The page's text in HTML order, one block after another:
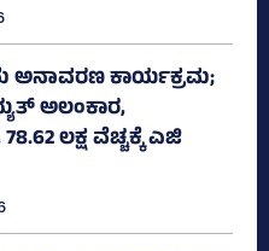
ಅನಾವರಣ ಕಾರ್ಯಕ್ರಮ;
ಅಲಂಕಾರ,
ಲಕ್ಷ ವೆಚ್ಚಕ್ಕೆ ಎಜಿ